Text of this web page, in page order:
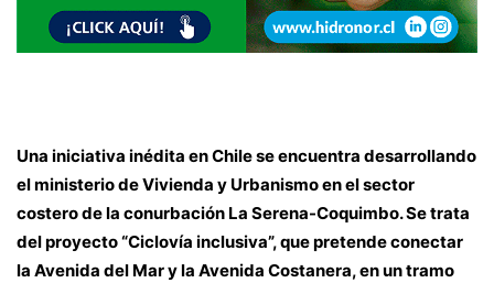
Una iniciativa inédita en Chile se encuentra desarrollando
el ministerio de Vivienda y Urbanismo en el sector
costero de la conurbación La Serena-Coquimbo. Se trata
del proyecto “Ciclovía inclusiva”, que pretende conectar
la Avenida del Mar y la Avenida Costanera, en un tramo